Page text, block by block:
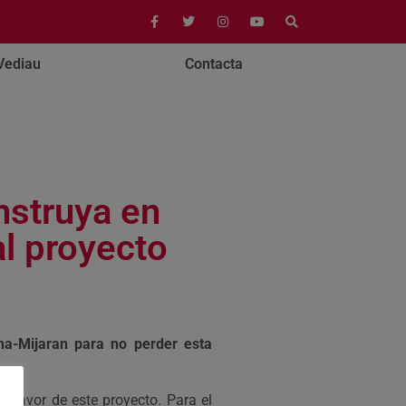
Contacta
en
proyecto
Mijaran para no perder esta
favor de este proyecto. Para el